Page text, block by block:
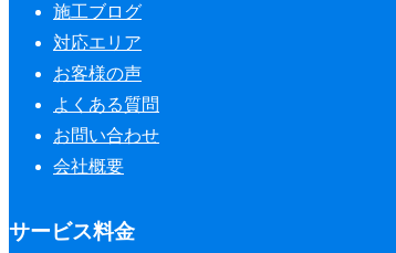
施工ブログ
対応エリア
お客様の声
よくある質問
お問い合わせ
会社概要
サービス料金